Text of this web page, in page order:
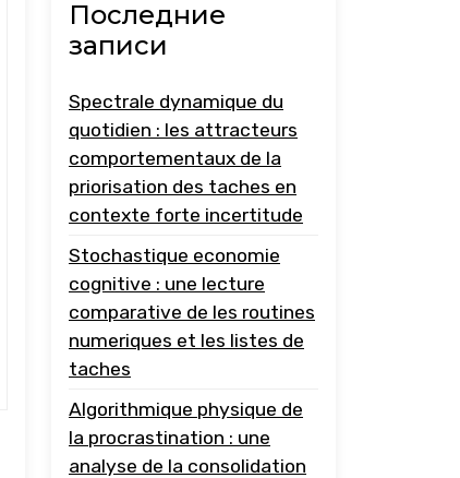
Последние
записи
Spectrale dynamique du
quotidien : les attracteurs
comportementaux de la
priorisation des taches en
contexte forte incertitude
Stochastique economie
cognitive : une lecture
comparative de les routines
numeriques et les listes de
taches
Algorithmique physique de
la procrastination : une
analyse de la consolidation